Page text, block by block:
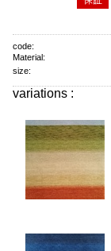
code:
Material:
size:
variations :